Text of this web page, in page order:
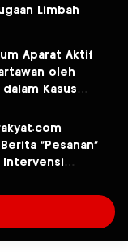
Limbah
Aparat Aktif
oleh
Kasus
“Pesanan”
Intervensi